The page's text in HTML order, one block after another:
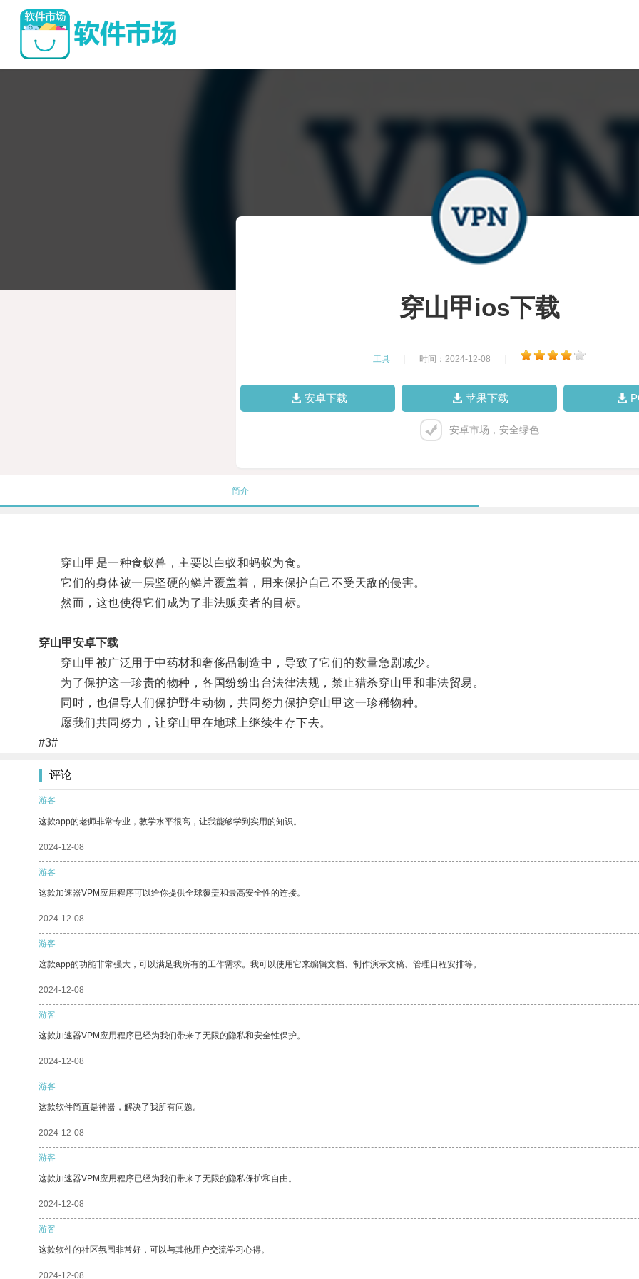
穿山甲ios下载
工具 时间：2024-12-08
安卓下载 苹果下载
安卓市场，安全绿色
简介
穿山甲是一种食蚁兽，主要以白蚁和蚂蚁为食。
它们的身体被一层坚硬的鳞片覆盖着，用来保护自己不受天敌的侵害。
然而，这也使得它们成为了非法贩卖者的目标。
穿山甲安卓下载
穿山甲被广泛用于中药材和奢侈品制造中，导致了它们的数量急剧减少。
为了保护这一珍贵的物种，各国纷纷出台法律法规，禁止猎杀穿山甲和非法贸易。
同时，也倡导人们保护野生动物，共同努力保护穿山甲这一珍稀物种。
愿我们共同努力，让穿山甲在地球上继续生存下去。
#3#
评论
游客
这款app的老师非常专业，教学水平很高，让我能够学到实用的知识。
2024-12-08
游客
这款加速器VPM应用程序可以给你提供全球覆盖和最高安全性的连接。
2024-12-08
游客
这款app的功能非常强大，可以满足我所有的工作需求。我可以使用它来编辑文档、制作演示文稿、管理日程安排等。
2024-12-08
游客
这款加速器VPM应用程序已经为我们带来了无限的隐私和安全性保护。
2024-12-08
游客
这款软件简直是神器，解决了我所有问题。
2024-12-08
游客
这款加速器VPM应用程序已经为我们带来了无限的隐私保护和自由。
2024-12-08
游客
这款软件的社区氛围非常好，可以与其他用户交流学习心得。
2024-12-08